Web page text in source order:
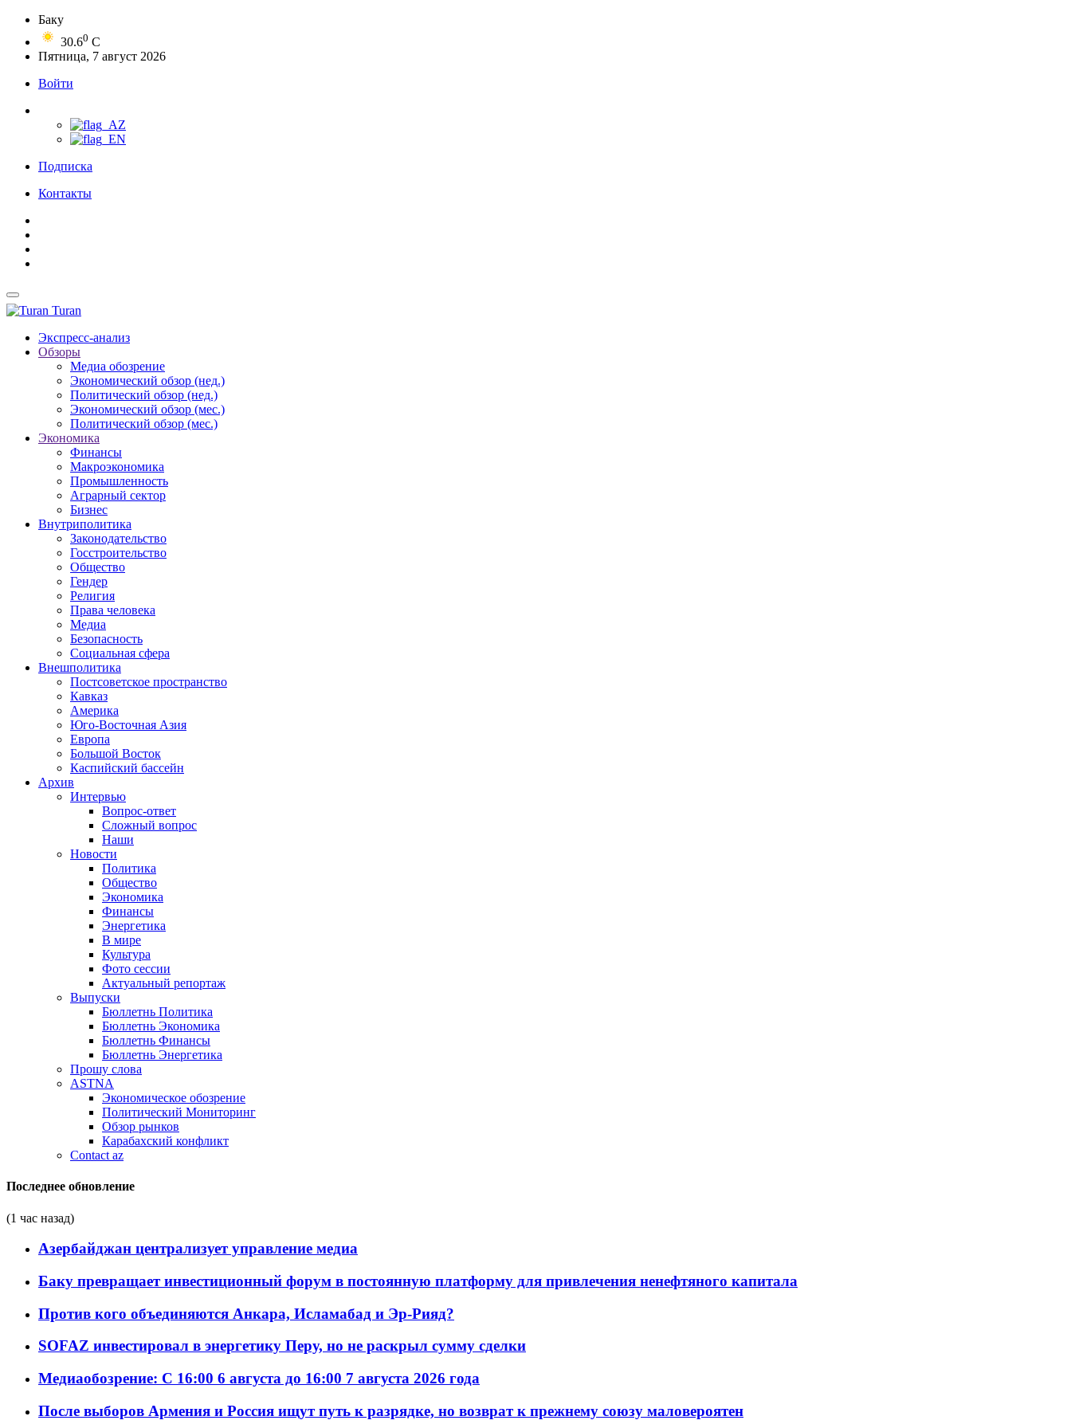
Баку
30.60 C
Пятница, 7 август 2026
Войти
Подписка
Контакты
Turan
Экспресс-анализ
Обзоры
Медиа обозрение
Экономический обзор (нед.)
Политический обзор (нед.)
Экономический обзор (мес.)
Политический обзор (мес.)
Экономика
Финансы
Макроэкономика
Промышленность
Аграрный сектор
Бизнес
Внутриполитика
Законодательство
Госстроительство
Общество
Гендер
Религия
Права человека
Медиа
Безопасность
Социальная сфера
Внешполитика
Постсоветское пространство
Кавказ
Америка
Юго-Восточная Азия
Европа
Большой Восток
Каспийский бассейн
Архив
Интервью
Вопрос-ответ
Сложный вопрос
Наши
Новости
Политика
Общество
Экономика
Финансы
Энергетика
В мире
Культура
Фото сессии
Актуальный репортаж
Выпуски
Бюллетнь Политика
Бюллетнь Экономика
Бюллетнь Финансы
Бюллетнь Энергетика
Прошу слова
ASTNA
Экономическое обозрение
Политический Мониторинг
Обзор рынков
Карабахский конфликт
Contact az
Последнее обновление
(1 час назад)
Азербайджан централизует управление медиа
Баку превращает инвестиционный форум в постоянную платформу для привлечения ненефтяного капитала
Против кого объединяются Анкара, Исламабад и Эр-Рияд?
SOFAZ инвестировал в энергетику Перу, но не раскрыл сумму сделки
Медиаобозрение: С 16:00 6 августа до 16:00 7 августа 2026 года
После выборов Армения и Россия ищут путь к разрядке, но возврат к прежнему союзу маловероятен